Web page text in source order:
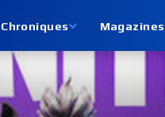
Chroniques Magazines